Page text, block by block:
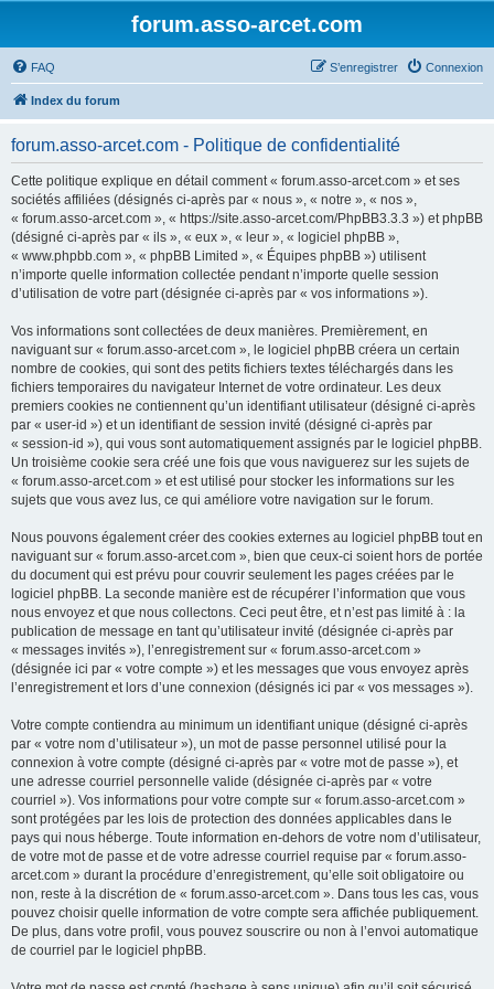
forum.asso-arcet.com
FAQ Connexion
S’enregistrer
Index du forum
forum.asso-arcet.com - Politique de confidentialité
Cette politique explique en détail comment « forum.asso-arcet.com » et ses
sociétés affiliées (désignés ci-après par « nous », « notre », « nos »,
« forum.asso-arcet.com », « https://site.asso-arcet.com/PhpBB3.3.3 ») et phpBB
(désigné ci-après par « ils », « eux », « leur », « logiciel phpBB »,
« www.phpbb.com », « phpBB Limited », « Équipes phpBB ») utilisent
n’importe quelle information collectée pendant n’importe quelle session
d’utilisation de votre part (désignée ci-après par « vos informations »).
Vos informations sont collectées de deux manières. Premièrement, en
naviguant sur « forum.asso-arcet.com », le logiciel phpBB créera un certain
nombre de cookies, qui sont des petits fichiers textes téléchargés dans les
fichiers temporaires du navigateur Internet de votre ordinateur. Les deux
premiers cookies ne contiennent qu’un identifiant utilisateur (désigné ci-après
par « user-id ») et un identifiant de session invité (désigné ci-après par
« session-id »), qui vous sont automatiquement assignés par le logiciel phpBB.
Un troisième cookie sera créé une fois que vous naviguerez sur les sujets de
« forum.asso-arcet.com » et est utilisé pour stocker les informations sur les
sujets que vous avez lus, ce qui améliore votre navigation sur le forum.
Nous pouvons également créer des cookies externes au logiciel phpBB tout en
naviguant sur « forum.asso-arcet.com », bien que ceux-ci soient hors de portée
du document qui est prévu pour couvrir seulement les pages créées par le
logiciel phpBB. La seconde manière est de récupérer l’information que vous
nous envoyez et que nous collectons. Ceci peut être, et n’est pas limité à : la
publication de message en tant qu’utilisateur invité (désignée ci-après par
« messages invités »), l’enregistrement sur « forum.asso-arcet.com »
(désignée ici par « votre compte ») et les messages que vous envoyez après
l’enregistrement et lors d’une connexion (désignés ici par « vos messages »).
Votre compte contiendra au minimum un identifiant unique (désigné ci-après
par « votre nom d’utilisateur »), un mot de passe personnel utilisé pour la
connexion à votre compte (désigné ci-après par « votre mot de passe »), et
une adresse courriel personnelle valide (désignée ci-après par « votre
courriel »). Vos informations pour votre compte sur « forum.asso-arcet.com »
sont protégées par les lois de protection des données applicables dans le
pays qui nous héberge. Toute information en-dehors de votre nom d’utilisateur,
de votre mot de passe et de votre adresse courriel requise par « forum.asso-
arcet.com » durant la procédure d’enregistrement, qu’elle soit obligatoire ou
non, reste à la discrétion de « forum.asso-arcet.com ». Dans tous les cas, vous
pouvez choisir quelle information de votre compte sera affichée publiquement.
De plus, dans votre profil, vous pouvez souscrire ou non à l’envoi automatique
de courriel par le logiciel phpBB.